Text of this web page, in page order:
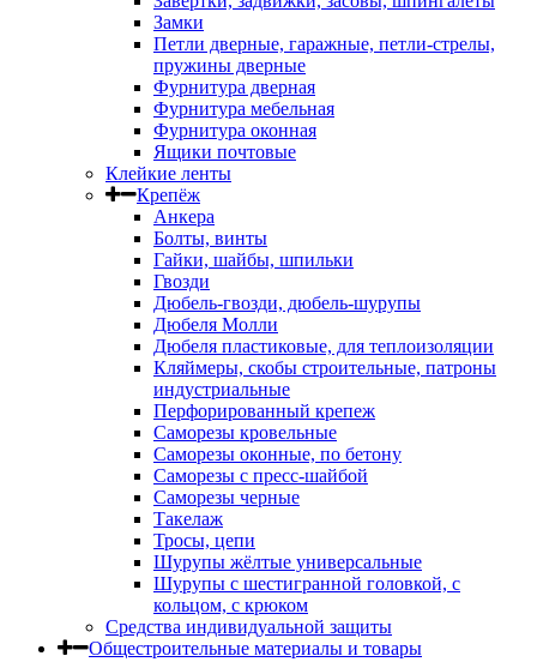
Замки
Петли дверные, гаражные, петли-стрелы,
пружины дверные
Фурнитура дверная
Фурнитура мебельная
Фурнитура оконная
Ящики почтовые
Клейкие ленты
Крепёж
Анкера
Болты, винты
Гайки, шайбы, шпильки
Гвозди
Дюбель-гвозди, дюбель-шурупы
Дюбеля Молли
Дюбеля пластиковые, для теплоизоляции
Кляймеры, скобы строительные, патроны
индустриальные
Перфорированный крепеж
Саморезы кровельные
Саморезы оконные, по бетону
Саморезы с пресс-шайбой
Саморезы черные
Такелаж
Тросы, цепи
Шурупы жёлтые универсальные
Шурупы с шестигранной головкой, с
кольцом, с крюком
Средства индивидуальной защиты
Общестроительные материалы и товары